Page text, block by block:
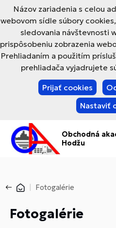
Názov zariadenia s celou
webovom sídle súbory
sledovania návštevnosti
prispôsobeniu zobrazenia
Prehliadaním a použitím
prehliadača vyjadrujete
Prijať cookies
Nastaviť
Obchodná
Hodžu
Fotogalérie
Fotogalérie